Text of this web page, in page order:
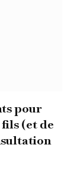
pour
(et de